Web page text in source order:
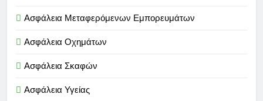
Ασφάλεια Μεταφερόμενων Εμπορευμάτων
Ασφάλεια Οχημάτων
Ασφάλεια Σκαφών
Ασφάλεια Υγείας